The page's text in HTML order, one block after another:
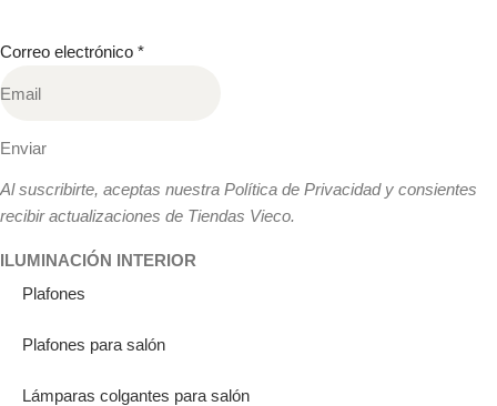
Correo electrónico *
Enviar
Al suscribirte, aceptas nuestra Política de Privacidad y consientes
recibir actualizaciones de Tiendas Vieco.
ILUMINACIÓN INTERIOR
Plafones
Plafones para salón
Lámparas colgantes para salón